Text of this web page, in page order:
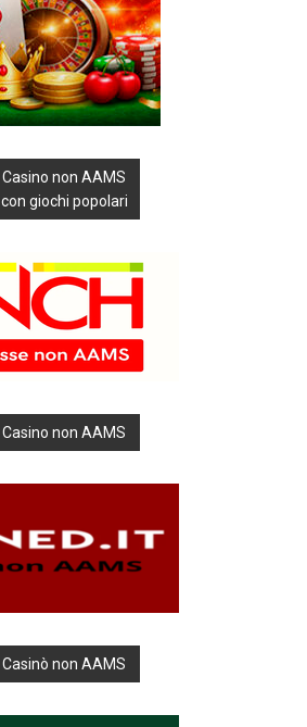
Casino non AAMS
con giochi popolari
Casino non AAMS
Casinò non AAMS